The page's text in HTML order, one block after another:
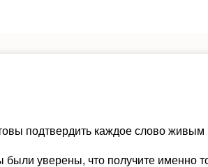
подтвердить каждое слово
уверены, что получите именно